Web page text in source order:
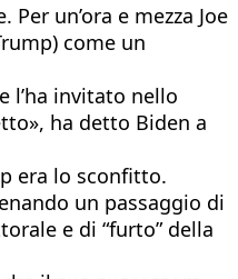
un’ora e mezza Joe
come un
l’ha invitato nello
ha detto Biden a
era lo sconfitto.
un passaggio di
e di “furto” della